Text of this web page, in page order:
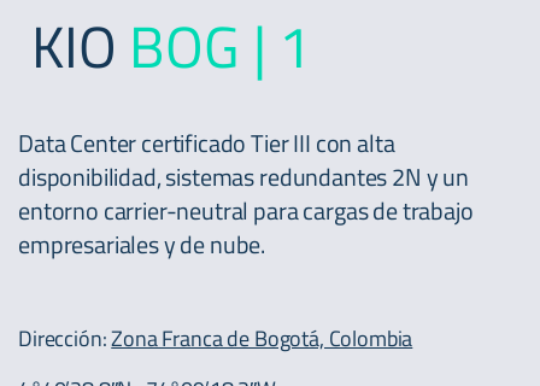
KIO BOG | 1
Data Center certificado Tier III con alta
disponibilidad, sistemas redundantes 2N y un
entorno carrier-neutral para cargas de trabajo
empresariales y de nube.
Dirección:Zona Franca de Bogotá, Colombia